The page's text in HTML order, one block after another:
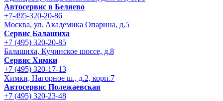
Автосервис в Беляево
+7-495-320-20-86
Москва, ул. Академика Опарина, д.5
Сервис Балашиха
+7 (495) 320-20-85
Балашиха, Кучинское шоссе, д.8
Сервис Химки
+7 (495) 320-17-13
Химки, Нагорное ш., д.2, корп.7
Автосервис Полежаевская
+7 (495) 320-23-48